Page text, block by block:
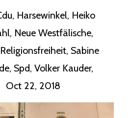
Harsewinkel Heiko
Neue Westfälische
Religionsfreiheit Sabine
Spd Volker Kauder
Oct 22, 2018